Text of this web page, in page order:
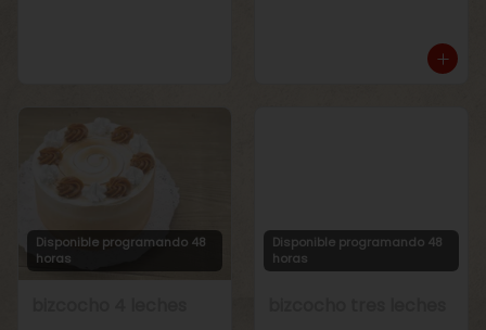
Disponible programando 48
horas
Disponible programando 48
horas